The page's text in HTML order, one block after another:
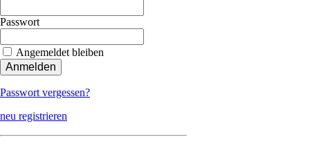
Passwort
Angemeldet bleiben
Passwort vergessen?
neu registrieren